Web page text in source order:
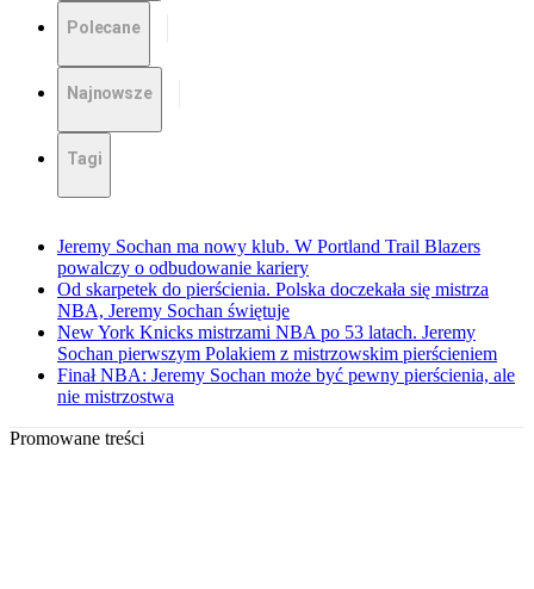
Polecane
Najnowsze
Tagi
Jeremy Sochan ma nowy klub. W Portland Trail Blazers
powalczy o odbudowanie kariery
Od skarpetek do pierścienia. Polska doczekała się mistrza
NBA, Jeremy Sochan świętuje
New York Knicks mistrzami NBA po 53 latach. Jeremy
Sochan pierwszym Polakiem z mistrzowskim pierścieniem
Finał NBA: Jeremy Sochan może być pewny pierścienia, ale
nie mistrzostwa
Promowane treści